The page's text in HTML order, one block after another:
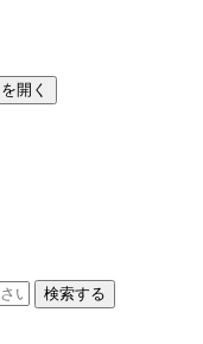
開く
検索する